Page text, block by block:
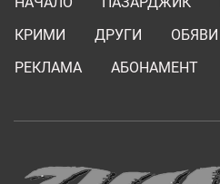
КРИМИ
ДРУГИ ОБЯВИ
РЕКЛАМА
АБОНАМЕНТ